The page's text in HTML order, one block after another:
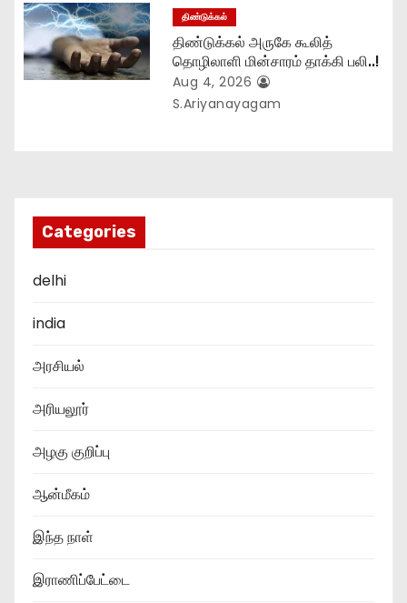
திண்டுக்கல்
திண்டுக்கல் அருகே கூலித்
தொழிலாளி மின்சாரம் தாக்கி பலி..!
Aug 4, 2026
S.Ariyanayagam
Categories
delhi
india
அரசியல்
அரியலூர்
அழகு குறிப்பு
ஆன்மீகம்
இந்த நாள்
இராணிப்பேட்டை